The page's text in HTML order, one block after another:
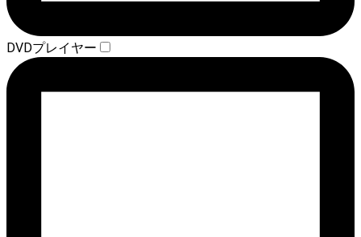
DVDプレイヤー